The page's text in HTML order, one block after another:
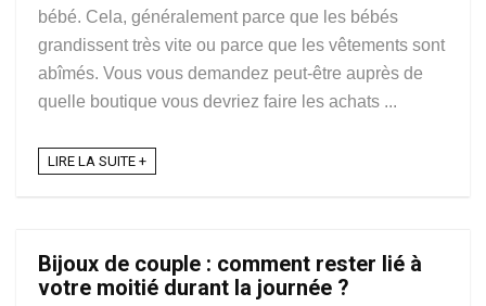
bébé. Cela, généralement parce que les bébés
grandissent très vite ou parce que les vêtements sont
abîmés. Vous vous demandez peut-être auprès de
quelle boutique vous devriez faire les achats ...
LIRE LA SUITE +
Bijoux de couple : comment rester lié à
votre moitié durant la journée ?